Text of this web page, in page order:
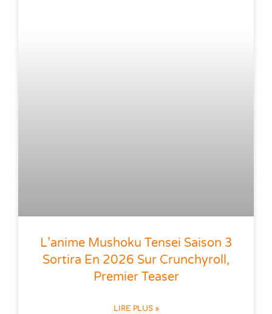
L’anime Mushoku Tensei Saison 3
Sortira En 2026 Sur Crunchyroll,
Premier Teaser
LIRE PLUS »